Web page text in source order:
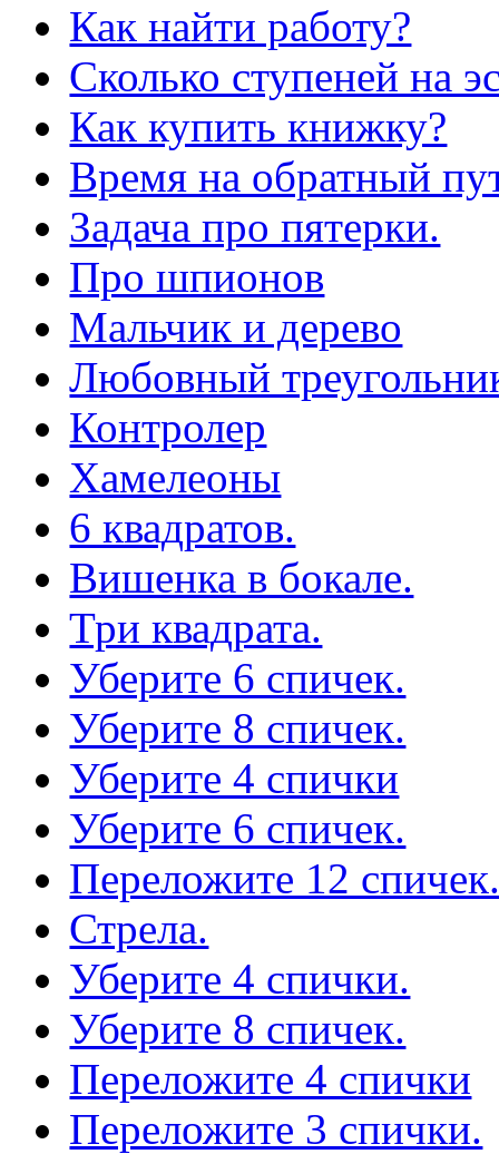
Как найти работу?
Сколько ступеней на
Как купить книжку?
Время на обратный
Задача про пятерки.
Про шпионов
Мальчик и дерево
Любовный
Контролер
Хамелеоны
6 квадратов.
Вишенка в бокале.
Три квадрата.
Уберите 6 спичек.
Уберите 8 спичек.
Уберите 4 спички
Уберите 6 спичек.
Переложите 12
Стрела.
Уберите 4 спички.
Уберите 8 спичек.
Переложите 4 спички
Переложите 3 спички.